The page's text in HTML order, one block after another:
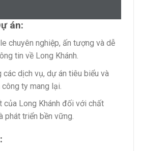
án:
chuyên nghiệp, ấn tượng và dễ
tin về Long Khánh.
các dịch vụ, dự án tiêu biểu và
ty mang lại.
của Long Khánh đối với chất
phát triển bền vững.